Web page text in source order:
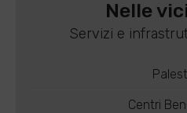
Nelle
Servizi e
Centri